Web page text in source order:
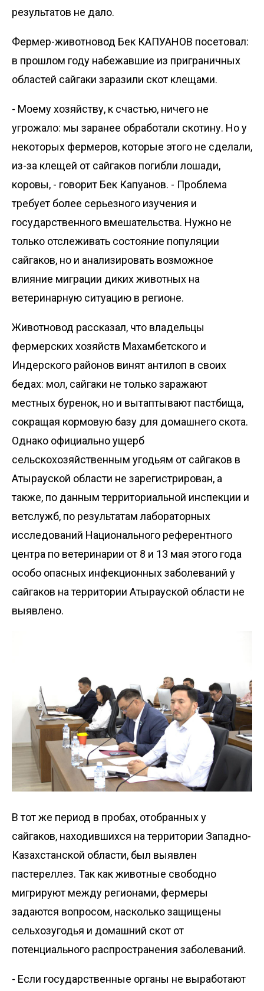
результатов не дало.
Фермер-животновод Бек КАПУАНОВ посетовал:
в прошлом году набежавшие из приграничных
облас­тей сайгаки заразили скот клещами.
- Моему хозяйству, к счастью, ничего не
угрожало: мы заранее обработали скотину. Но у
некоторых фермеров, которые этого не сделали,
из-за клещей от сайгаков погибли лошади,
коровы, - говорит Бек Капуанов. - Проблема
требует более серьезного изучения и
государственного вмешательства. Нужно не
только отслеживать состояние популяции
сайгаков, но и анализировать возможное
влияние миграции диких животных на
ветеринарную ситуацию в регионе.
Животновод рассказал, что владельцы
фермерских хозяйств Махамбетского и
Индерского районов винят антилоп в своих
бедах: мол, сайгаки не только заражают
местных буренок, но и вытаптывают пастбища,
сокращая кормовую базу для домашнего скота.
Однако официально ущерб
сельскохозяйственным угодьям от сайгаков в
Атырауской области не зарегистрирован, а
также, по данным территориальной инспекции и
ветслужб, по результатам лабораторных
исследований Национального референтного
центра по ветеринарии от 8 и 13 мая этого года
особо опасных инфекционных заболеваний у
сайгаков на территории Атырауской области не
выявлено.
В тот же период в пробах, отобранных у
сайгаков, находившихся на территории Западно-
Казахстанской области, был выявлен
пастереллез. Так как животные свободно
мигрируют между регионами, фермеры
задаются вопросом, насколько защищены
сельхозугодья и домашний скот от
потенциального распространения заболеваний.
- Если государственные органы не выработают